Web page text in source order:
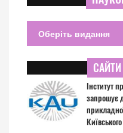
Інститут
запрошує